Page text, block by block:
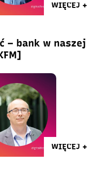
WIĘCEJ +
– bank w naszej
WIĘCEJ +